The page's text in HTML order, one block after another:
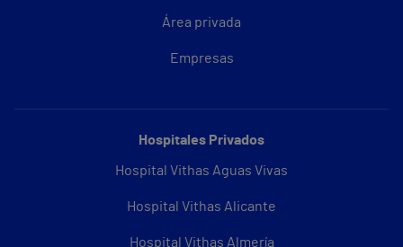
Área privada
Empresas
Hospitales Privados
Hospital Vithas Aguas Vivas
Hospital Vithas Alicante
Hospital Vithas Almería